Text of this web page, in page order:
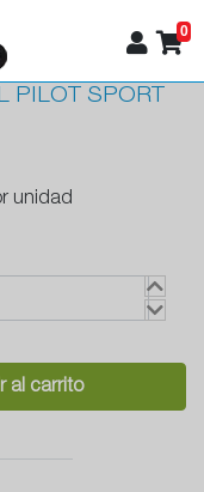
0
PILOT SPORT
unidad
al carrito